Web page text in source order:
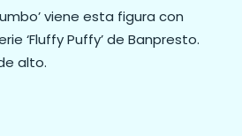
viene esta figura con
‘Fluffy Puffy’ de Banpresto.
alto.